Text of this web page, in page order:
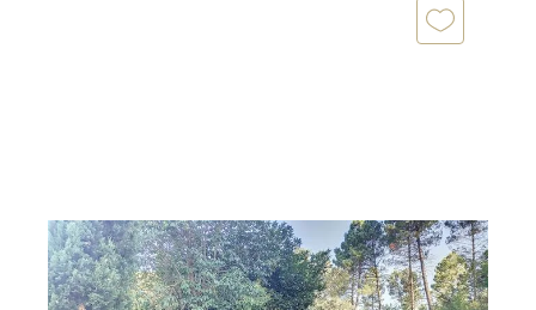
STE CECILE D ANDORGE 30
214 m2
Ref : 52